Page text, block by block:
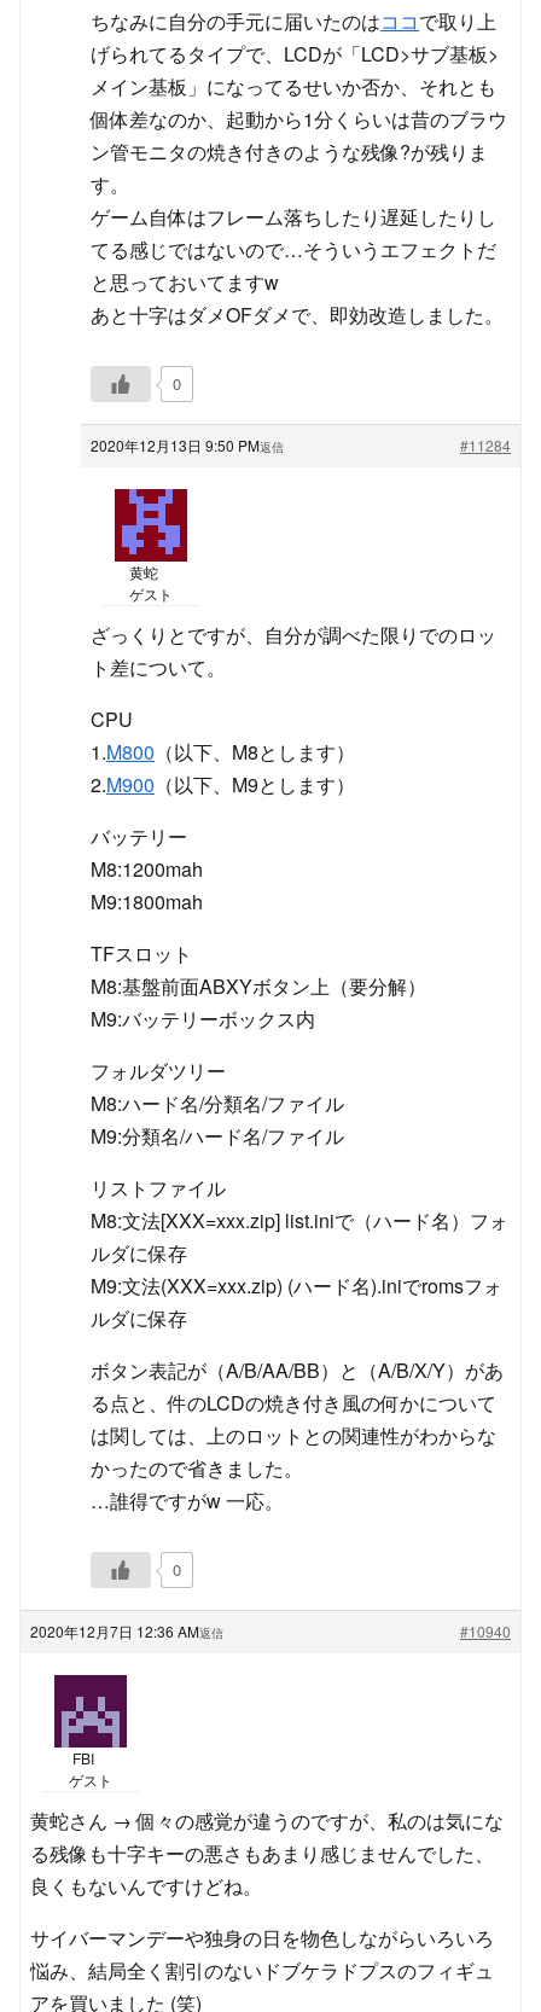
ちなみに自分の手元に届いたのはココで取り上
げられてるタイプで、LCDが「LCD>サブ基板>
メイン基板」になってるせいか否か、それとも
個体差なのか、起動から1分くらいは昔のブラウ
ン管モニタの焼き付きのような残像?が残りま
す。
ゲーム自体はフレーム落ちしたり遅延したりし
てる感じではないので…そういうエフェクトだ
と思っておいてますw
あと十字はダメOFダメで、即効改造しました。
0
2020年12月13日 9:50 PM #11284
返信
黄蛇
ゲスト
ざっくりとですが、自分が調べた限りでのロッ
ト差について。
CPU
1.M800 （以下、M8とします）
2.M900 （以下、M9とします）
バッテリー
M8:1200mah
M9:1800mah
TFスロット
M8:基盤前面ABXYボタン上（要分解）
M9:バッテリーボックス内
フォルダツリー
M8:ハード名/分類名/ファイル
M9:分類名/ハード名/ファイル
リストファイル
M8:文法[XXX=xxx.zip] list.iniで（ハード名）フォ
ルダに保存
M9:文法(XXX=xxx.zip) (ハード名).iniでromsフォ
ルダに保存
ボタン表記が（A/B/AA/BB）と（A/B/X/Y）があ
る点と、件のLCDの焼き付き風の何かについて
は関しては、上のロットとの関連性がわからな
かったので省きました。
…誰得ですがw 一応。
0
2020年12月7日 12:36 AM #10940
返信
FBI
ゲスト
黄蛇さん → 個々の感覚が違うのですが、私のは気にな
る残像も十字キーの悪さもあまり感じませんでした、
良くもないんですけどね。
サイバーマンデーや独身の日を物色しながらいろいろ
悩み、結局全く割引のないドブケラドプスのフィギュ
アを買いました (笑)